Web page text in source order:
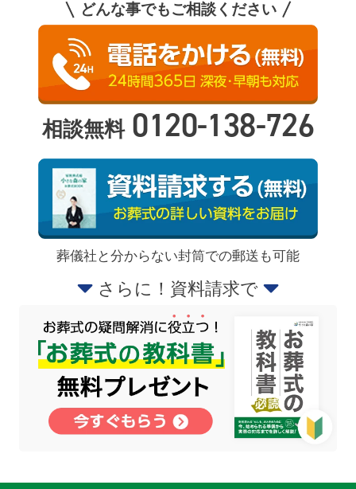
どんな事でもご相談ください
相談無料 0120-138-726
葬儀社と分からない封筒での郵送も可能
さらに！資料請求で